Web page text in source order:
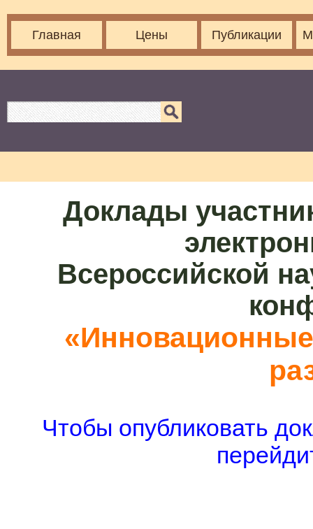
Главная Цены Публикации
Доклады
Всероссийской
«Инновационные
Чтобы опубликовать